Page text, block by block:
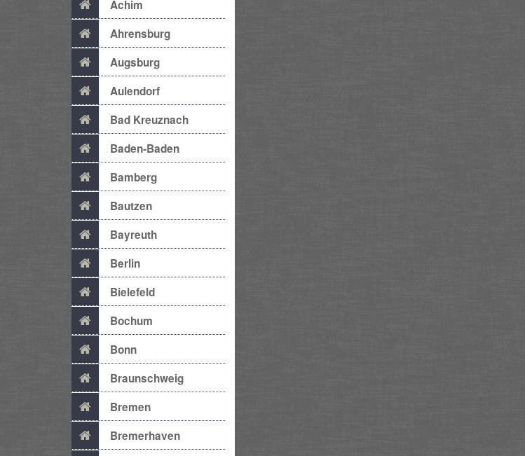
Achim
Ahrensburg
Augsburg
Aulendorf
Bad Kreuznach
Baden-Baden
Bamberg
Bautzen
Bayreuth
Berlin
Bielefeld
Bochum
Bonn
Braunschweig
Bremen
Bremerhaven